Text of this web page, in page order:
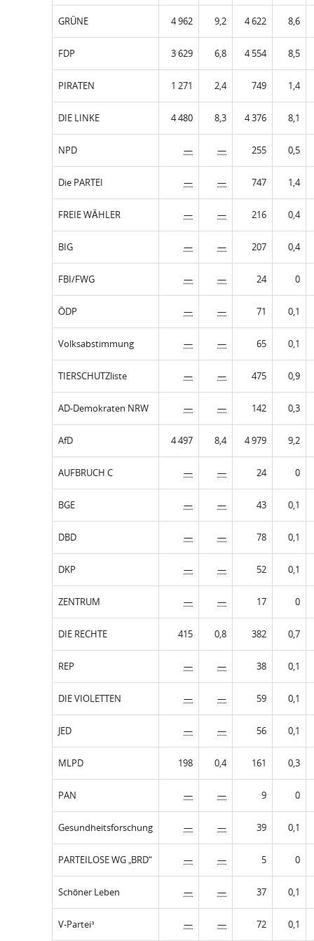
GRÜNE 4 962 9,2 4 622 8,6
FDP 3 629 6,8 4 554 8,5
PIRATEN 1 271 2,4 749 1,4
DIE LINKE 4 480 8,3 4 376 8,1
NPD — — 255 0,5
Die PARTEI — — 747 1,4
FREIE WÄHLER — — 216 0,4
BIG — — 207 0,4
FBI/FWG — — 24 0
ÖDP — — 71 0,1
Volksabstimmung — — 65 0,1
TIERSCHUTZliste — — 475 0,9
AD-Demokraten NRW — — 142 0,3
AfD 4 497 8,4 4 979 9,2
AUFBRUCH C — — 24 0
BGE — — 43 0,1
DBD — — 78 0,1
DKP — — 52 0,1
ZENTRUM — — 17 0
DIE RECHTE 415 0,8 382 0,7
REP — — 38 0,1
DIE VIOLETTEN — — 59 0,1
JED — — 56 0,1
MLPD 198 0,4 161 0,3
PAN — — 9 0
Gesundheitsforschung — — 39 0,1
PARTEILOSE WG „BRD“ — — 5 0
Schöner Leben — — 37 0,1
V-Partei³ — — 72 0,1